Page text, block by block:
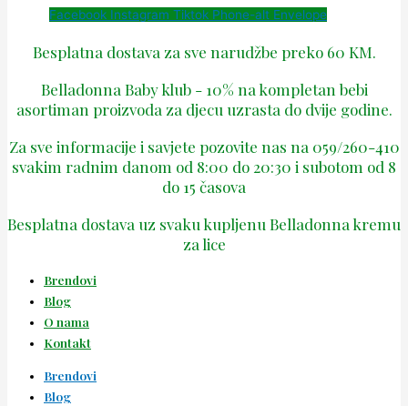
Facebook Instagram Tiktok Phone-alt Envelope
Besplatna dostava za sve narudžbe preko 60 KM.
Belladonna Baby klub - 10% na kompletan bebi
asortiman proizvoda za djecu uzrasta do dvije godine.
Za sve informacije i savjete pozovite nas na 059/260-410
svakim radnim danom od 8:00 do 20:30 i subotom od 8
do 15 časova
Besplatna dostava uz svaku kupljenu Belladonna kremu
za lice
Brendovi
Blog
O nama
Kontakt
Brendovi
Blog